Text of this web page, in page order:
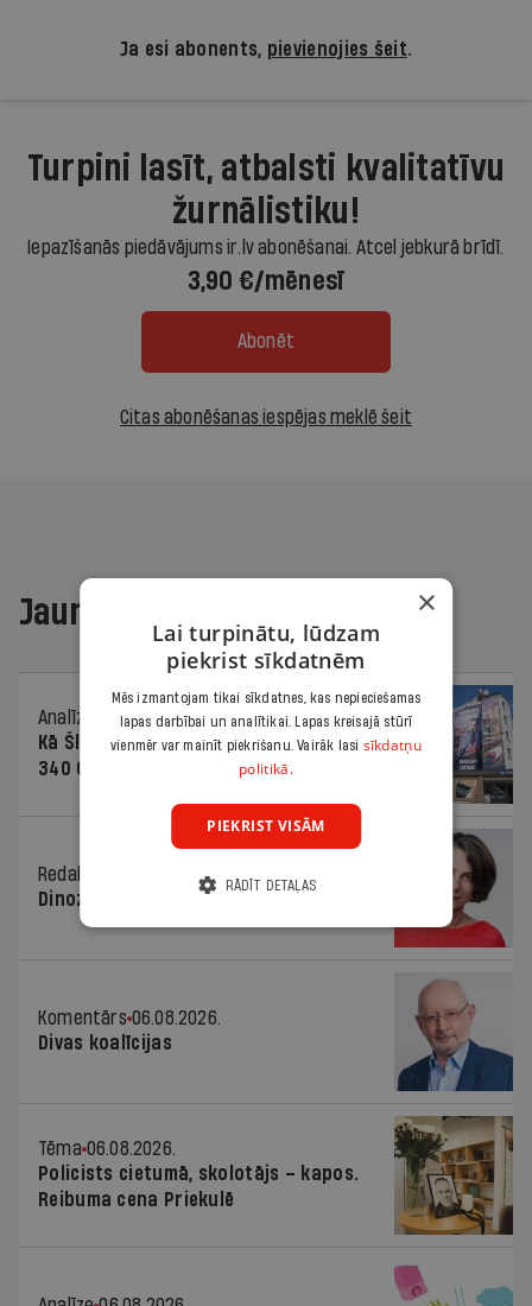
Ja esi abonents, pievienojies šeit.
Turpini lasīt, atbalsti kvalitatīvu
žurnālistiku!
Iepazīšanās piedāvājums ir.lv abonēšanai. Atcel jebkurā brīdī.
3,90 €/mēnesī
Abonēt
Citas abonēšanas iespējas meklē šeit
Jaunākajā žurnālā
Analīze
06.08.2026.
Kā Šlesera partija palika nesodīta par
340 000 vērtu reklāmas kampaņu
Redaktores sleja
06.08.2026.
Dinozaura triks
Komentārs 06.08.2026.
Divas koalīcijas
Tēma 06.08.2026.
Policists cietumā, skolotājs – kapos.
Reibuma cena Priekulē
×
Lai turpinātu, lūdzam
piekrist sīkdatnēm
Mēs izmantojam tikai sīkdatnes, kas nepieciešamas
lapas darbībai un analītikai. Lapas kreisajā stūrī
vienmēr var mainīt piekrišanu. Vairāk lasi sīkdatņu
politikā.
PIEKRIST VISĀM
RĀDĪT DETAĻAS